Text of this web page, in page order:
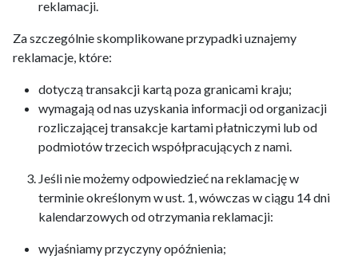
reklamacji.
Za szczególnie skomplikowane przypadki uznajemy
reklamacje, które:
dotyczą transakcji kartą poza granicami kraju;
wymagają od nas uzyskania informacji od organizacji
rozliczającej transakcje kartami płatniczymi lub od
podmiotów trzecich współpracujących z nami.
Jeśli nie możemy odpowiedzieć na reklamację w
terminie określonym w ust. 1, wówczas w ciągu 14 dni
kalendarzowych od otrzymania reklamacji:
wyjaśniamy przyczyny opóźnienia;